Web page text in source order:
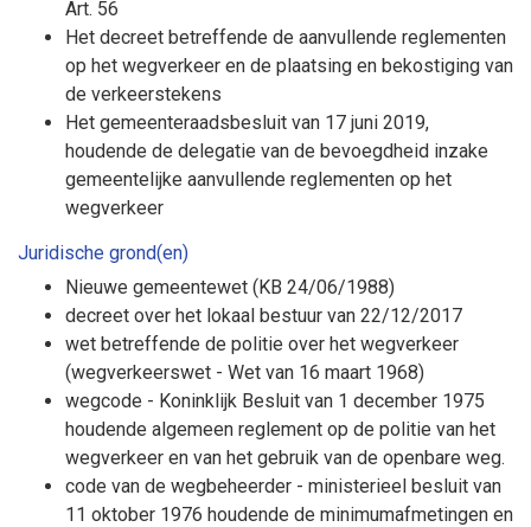
Art. 56
Het decreet betreffende de aanvullende reglementen
op het wegverkeer en de plaatsing en bekostiging van
de verkeerstekens
Het gemeenteraadsbesluit van 17 juni 2019,
houdende de delegatie van de bevoegdheid inzake
gemeentelijke aanvullende reglementen op het
wegverkeer
Juridische grond(en)
Nieuwe gemeentewet (KB 24/06/1988)
decreet over het lokaal bestuur van 22/12/2017
wet betreffende de politie over het wegverkeer
(wegverkeerswet - Wet van 16 maart 1968)
wegcode - Koninklijk Besluit van 1 december 1975
houdende algemeen reglement op de politie van het
wegverkeer en van het gebruik van de openbare weg.
code van de wegbeheerder - ministerieel besluit van
11 oktober 1976 houdende de minimumafmetingen en